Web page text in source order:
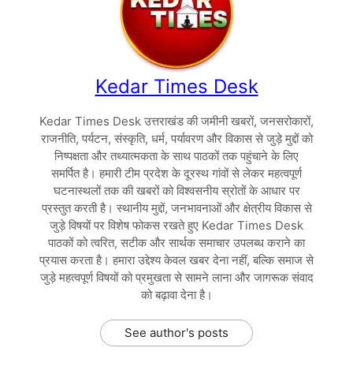
Kedar Times Desk
Kedar Times Desk उत्तराखंड की जमीनी खबरों, जनसरोकारों,
राजनीति, पर्यटन, संस्कृति, धर्म, पर्यावरण और विकास से जुड़े मुद्दों को
निष्पक्षता और तथ्यात्मकता के साथ पाठकों तक पहुंचाने के लिए
समर्पित है। हमारी टीम प्रदेश के दूरस्थ गांवों से लेकर महत्वपूर्ण
घटनास्थलों तक की खबरों को विश्वसनीय स्रोतों के आधार पर
प्रस्तुत करती है। स्थानीय मुद्दों, जनभावनाओं और क्षेत्रीय विकास से
जुड़े विषयों पर विशेष फोकस रखते हुए Kedar Times Desk
पाठकों को त्वरित, सटीक और सार्थक समाचार उपलब्ध कराने का
प्रयास करता है। हमारा उद्देश्य केवल खबर देना नहीं, बल्कि समाज से
जुड़े महत्वपूर्ण विषयों को प्रमुखता से सामने लाना और जागरूक संवाद
को बढ़ावा देना है।
See author's posts